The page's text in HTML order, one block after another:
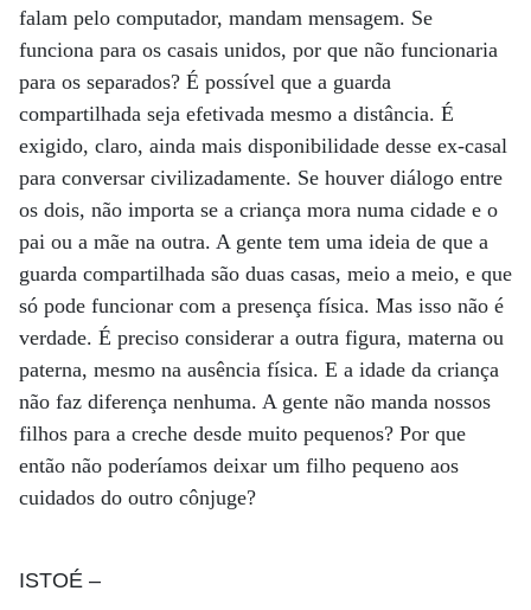
falam pelo computador, mandam mensagem. Se
funciona para os casais unidos, por que não funcionaria
para os separados? É possível que a guarda
compartilhada seja efetivada mesmo a distância. É
exigido, claro, ainda mais disponibilidade desse ex-casal
para conversar civilizadamente. Se houver diálogo entre
os dois, não importa se a criança mora numa cidade e o
pai ou a mãe na outra. A gente tem uma ideia de que a
guarda compartilhada são duas casas, meio a meio, e que
só pode funcionar com a presença física. Mas isso não é
verdade. É preciso considerar a outra figura, materna ou
paterna, mesmo na ausência física. E a idade da criança
não faz diferença nenhuma. A gente não manda nossos
filhos para a creche desde muito pequenos? Por que
então não poderíamos deixar um filho pequeno aos
cuidados do outro cônjuge?
ISTOÉ –